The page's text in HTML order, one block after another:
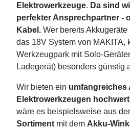
Elektrowerkzeuge. Da sind
perfekter Ansprechpartner -
Kabel. Wer bereits Akkugeräte
das 18V System von MAKITA,
Werkzeugpark mit Solo-
Ladegerät) besonders günstig
Wir bieten ein umfangreiches
Elektrowerkzeugen
wäre es beispielsweise aus
Sortiment mit dem Akku-